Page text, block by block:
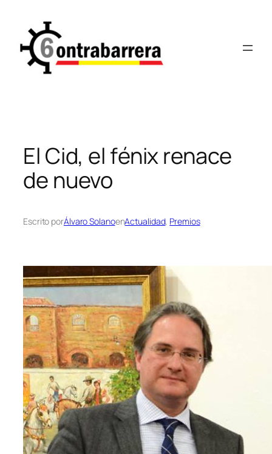
contenido
El Cid, el fénix renace
de nuevo
Escrito porÁlvaro SolanoenActualidad, Premios